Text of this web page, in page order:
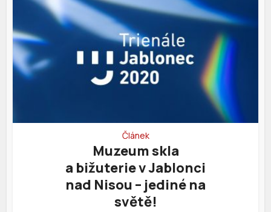
Článek
Muzeum skla
a bižuterie v Jablonci
nad Nisou – jediné na
světě!